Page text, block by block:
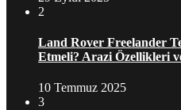
2
Land Rover Freelander
Etmeli? Arazi Özellikleri
10 Temmuz 2025
3